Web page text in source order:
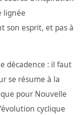
lignée
son esprit, et pas à
décadence : il faut
se résume à la
pour Nouvelle
cyclique